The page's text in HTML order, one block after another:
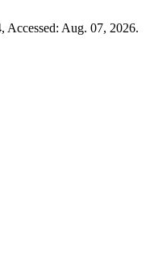
Accessed: Aug. 07, 2026.